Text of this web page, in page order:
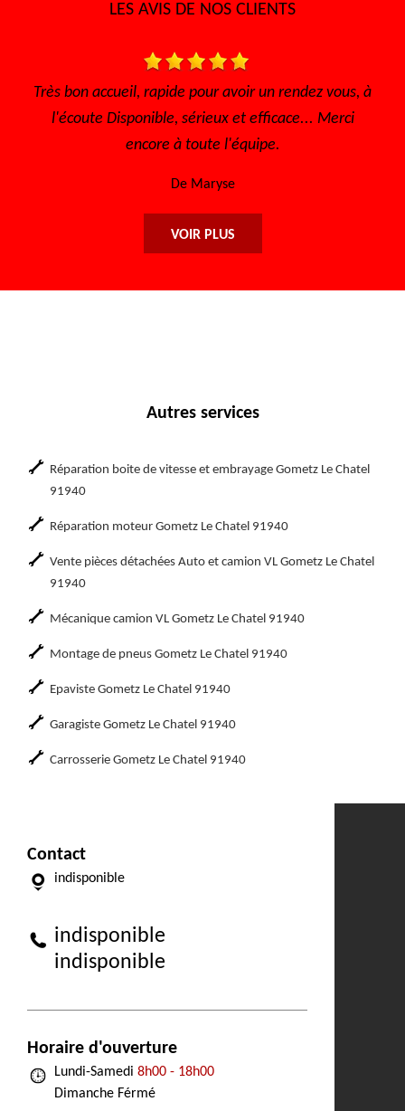
LES AVIS DE NOS CLIENTS
Très bon accueil, rapide pour avoir un rendez vous, à
l'écoute Disponible, sérieux et efficace... Merci
encore à toute l'équipe.
De Maryse
VOIR PLUS
Autres services
Réparation boite de vitesse et embrayage Gometz Le Chatel
91940
Réparation moteur Gometz Le Chatel 91940
Vente pièces détachées Auto et camion VL Gometz Le Chatel
91940
Mécanique camion VL Gometz Le Chatel 91940
Montage de pneus Gometz Le Chatel 91940
Epaviste Gometz Le Chatel 91940
Garagiste Gometz Le Chatel 91940
Carrosserie Gometz Le Chatel 91940
Contact
indisponible
indisponible
indisponible
Horaire d'ouverture
Lundi-Samedi 8h00 - 18h00
Dimanche Férmé